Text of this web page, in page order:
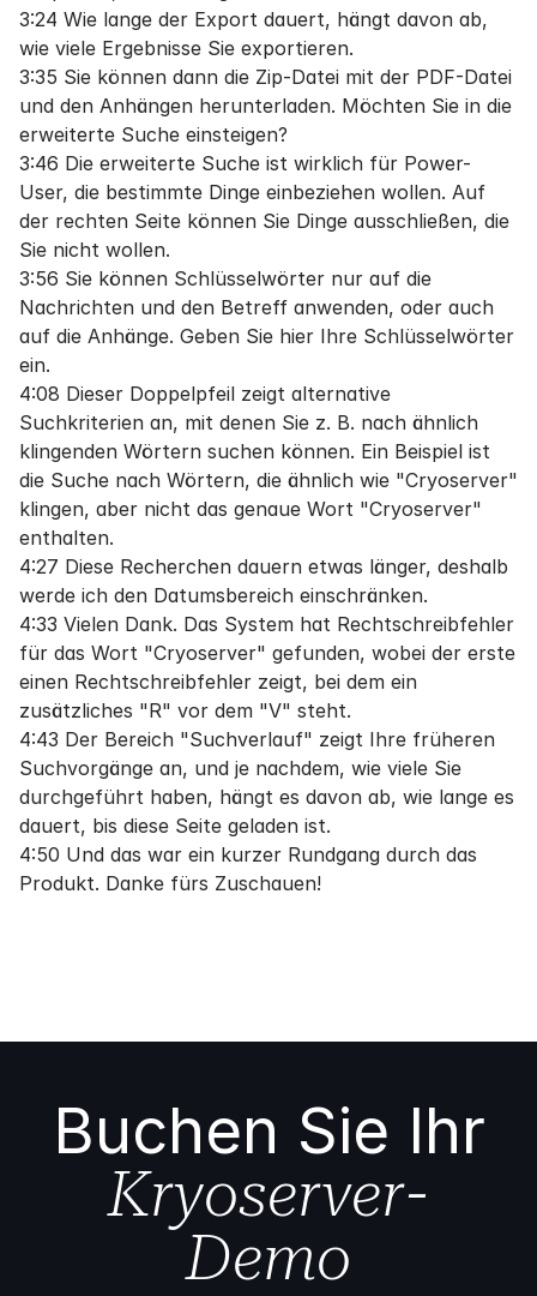
3:24 Wie lange der Export dauert, hängt davon ab,
wie viele Ergebnisse Sie exportieren.
3:35 Sie können dann die Zip-Datei mit der PDF-Datei
und den Anhängen herunterladen. Möchten Sie in die
erweiterte Suche einsteigen?
3:46 Die erweiterte Suche ist wirklich für Power-
User, die bestimmte Dinge einbeziehen wollen. Auf
der rechten Seite können Sie Dinge ausschließen, die
Sie nicht wollen.
3:56 Sie können Schlüsselwörter nur auf die
Nachrichten und den Betreff anwenden, oder auch
auf die Anhänge. Geben Sie hier Ihre Schlüsselwörter
ein.
4:08 Dieser Doppelpfeil zeigt alternative
Suchkriterien an, mit denen Sie z. B. nach ähnlich
klingenden Wörtern suchen können. Ein Beispiel ist
die Suche nach Wörtern, die ähnlich wie "Cryoserver"
klingen, aber nicht das genaue Wort "Cryoserver"
enthalten.
4:27 Diese Recherchen dauern etwas länger, deshalb
werde ich den Datumsbereich einschränken.
4:33 Vielen Dank. Das System hat Rechtschreibfehler
für das Wort "Cryoserver" gefunden, wobei der erste
einen Rechtschreibfehler zeigt, bei dem ein
zusätzliches "R" vor dem "V" steht.
4:43 Der Bereich "Suchverlauf" zeigt Ihre früheren
Suchvorgänge an, und je nachdem, wie viele Sie
durchgeführt haben, hängt es davon ab, wie lange es
dauert, bis diese Seite geladen ist.
4:50 Und das war ein kurzer Rundgang durch das
Produkt. Danke fürs Zuschauen!
Buchen Sie Ihr
Kryoserver-
Demo